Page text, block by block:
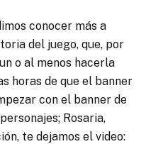
conocer más a
del juego, que, por
o al menos hacerla
horas de que el banner
con el banner de
Rosaria,
te dejamos el video: